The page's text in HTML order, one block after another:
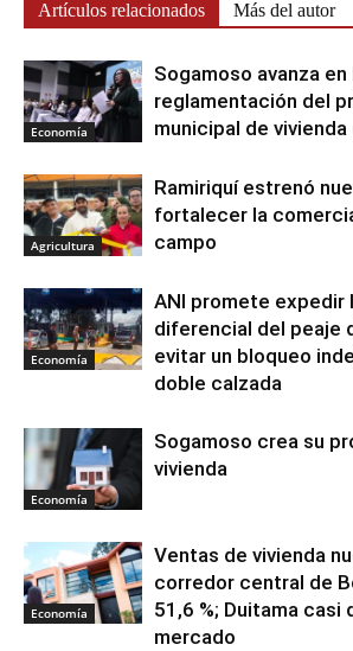
Artículos relacionados Más del autor
Economía
Sogamoso avanza en
reglamentación del
municipal de
Agricultura
Ramiriquí estrenó
fortalecer la
campo
Economía
ANI promete expedir
diferencial del peaje
evitar un bloqueo
doble calzada
Economía
Sogamoso crea su
vivienda
Economía
Ventas de vivienda
corredor central de
51,6 %; Duitama casi
mercado